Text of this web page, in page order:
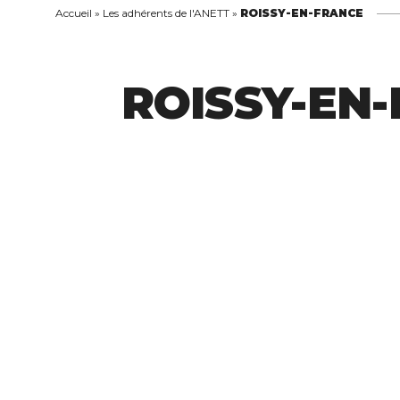
Accueil » Les adhérents de l'ANETT » ROISSY-EN-FRANCE
ROISSY-